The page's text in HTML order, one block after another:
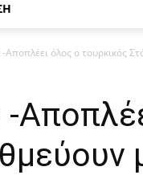
όλος ο τουρκικός